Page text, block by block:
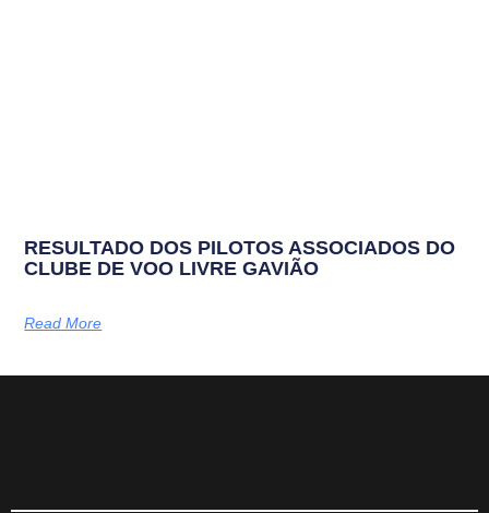
RESULTADO DOS PILOTOS ASSOCIADOS DO
CLUBE DE VOO LIVRE GAVIÃO
Read More